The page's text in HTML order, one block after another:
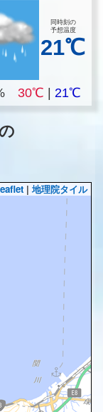
同時刻の
予想温度
21℃
30℃ |21℃
| 地理院タイル